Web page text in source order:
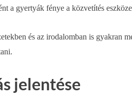
a gyertyák fénye a közvetítés
és az irodalomban is gyakran
jelentése